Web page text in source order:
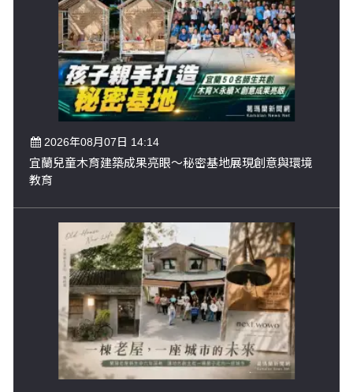
2026年08月07日 14:14
宜蘭兒童木育建築成果亮眼～秘密基地展現創意與環境
教育